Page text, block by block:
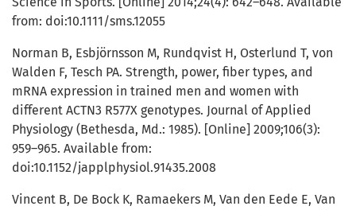
from: doi:10.1111/sms.12055
Norman B, Esbjörnsson M, Rundqvist H, Osterlund T, von
Walden F, Tesch PA. Strength, power, fiber types, and
mRNA expression in trained men and women with
different ACTN3 R577X genotypes. Journal of Applied
Physiology (Bethesda, Md.: 1985). [Online] 2009;106(3):
959–965. Available from:
doi:10.1152/japplphysiol.91435.2008
Vincent B, De Bock K, Ramaekers M, Van den Eede E, Van